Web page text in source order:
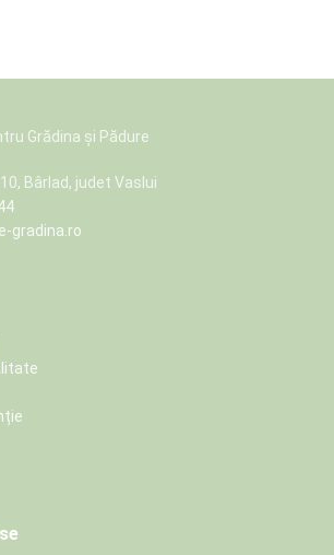
Grădina și Pădure
Bârlad, judet Vaslui
gradina.ro